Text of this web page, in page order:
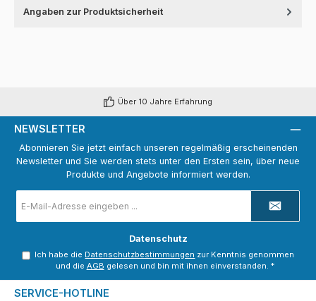
Angaben zur Produktsicherheit
Über 10 Jahre Erfahrung
NEWSLETTER
Abonnieren Sie jetzt einfach unseren regelmäßig erscheinenden
Newsletter und Sie werden stets unter den Ersten sein, über neue
Produkte und Angebote informiert werden.
Mail-
Adresse
Datenschutz
Ich habe die Datenschutzbestimmungen zur Kenntnis genommen
und die AGB gelesen und bin mit ihnen einverstanden. *
SERVICE-HOTLINE